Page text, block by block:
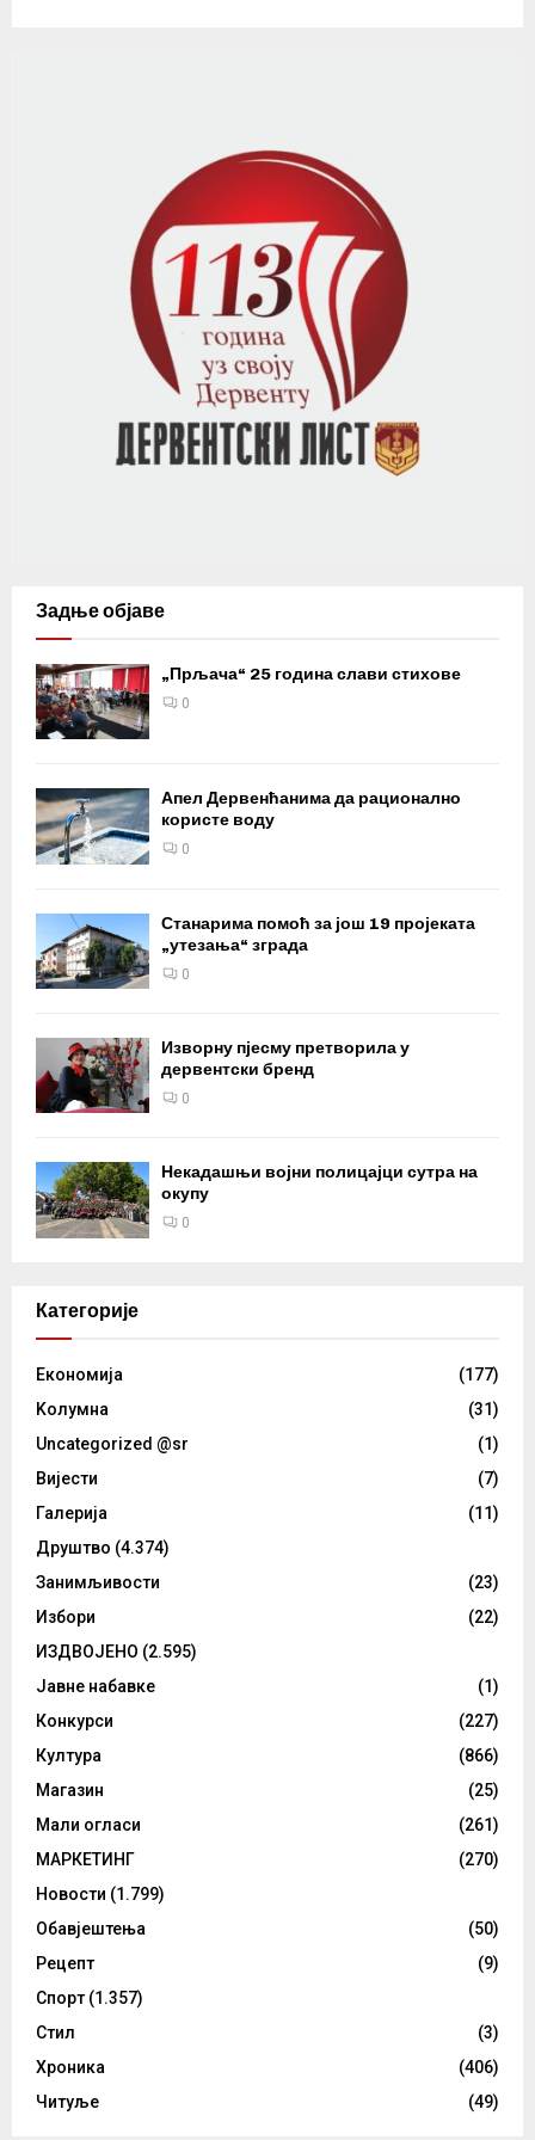
Задње објаве
„Прљача“ 25 година слави стихове
0
Апел Дервенћанима да рационално
користе воду
0
Станарима помоћ за још 19 пројеката
„утезања“ зграда
0
Изворну пјесму претворила у
дервентски бренд
0
Некадашњи војни полицајци сутра на
окупу
0
Категорије
Eкономија
(177)
Kолумнa
(31)
Uncategorized @sr
(1)
Вијести
(7)
Галерија
(11)
Друштво (4.374)
Занимљивости
(23)
Избори
(22)
ИЗДВОЈЕНО (2.595)
Јавне набавке
(1)
Конкурси
(227)
Култура
(866)
Магазин
(25)
Мали огласи
(261)
МАРКЕТИНГ
(270)
Новости (1.799)
Обавјештења
(50)
Рецепт
(9)
Спорт (1.357)
Стил
(3)
Хроника
(406)
Читуље
(49)